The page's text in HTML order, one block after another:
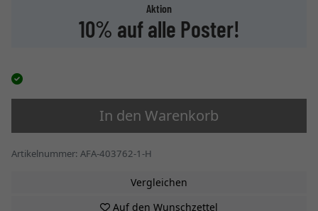
Aktion
10% auf alle Poster!
In den Warenkorb
Artikelnummer: AFA-403762-1-H
Vergleichen
Auf den Wunschzettel